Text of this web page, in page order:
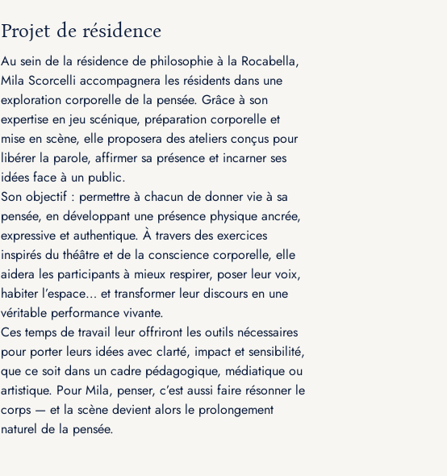
Projet de résidence
Au sein de la résidence de philosophie à la Rocabella,
Mila Scorcelli accompagnera les résidents dans une
exploration corporelle de la pensée. Grâce à son
expertise en jeu scénique, préparation corporelle et
mise en scène, elle proposera des ateliers conçus pour
libérer la parole, affirmer sa présence et incarner ses
idées face à un public.
Son objectif : permettre à chacun de donner vie à sa
pensée, en développant une présence physique ancrée,
expressive et authentique. À travers des exercices
inspirés du théâtre et de la conscience corporelle, elle
aidera les participants à mieux respirer, poser leur voix,
habiter l’espace… et transformer leur discours en une
véritable performance vivante.
Ces temps de travail leur offriront les outils nécessaires
pour porter leurs idées avec clarté, impact et sensibilité,
que ce soit dans un cadre pédagogique, médiatique ou
artistique. Pour Mila, penser, c’est aussi faire résonner le
corps — et la scène devient alors le prolongement
naturel de la pensée.